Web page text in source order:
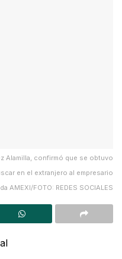
Alamilla, confirmó que se obtuvo
en el extranjero al empresario
AMEXI/FOTO: REDES SOCIALES